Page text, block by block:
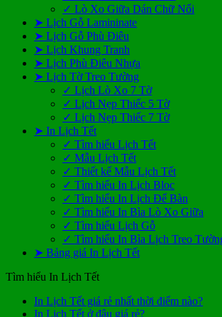
✓ Lò Xo Giữa Dán Chữ Nổi
➤ Lịch Gỗ Lamininate
➤ Lịch Gỗ Phù Điêu
➤ Lịch Khung Tranh
➤ Lịch Phù Điêu Nhựa
➤ Lịch Tờ Treo Tường
✓ Lịch Lò Xo 7 Tờ
✓ Lịch Nẹp Thiếc 5 Tờ
✓ Lịch Nẹp Thiếc 7 Tờ
➤ In Lịch Tết
✓ Tìm hiểu Lịch Tết
✓ Mẫu Lịch Tết
✓ Thiết kế Mẫu Lịch Tết
✓ Tìm hiểu In Lịch Bloc
✓ Tìm hiểu In Lịch Để Bàn
✓ Tìm hiểu In Bìa Lò Xo Giữa
✓ Tìm hiểu Lịch Gỗ
✓ Tìm hiểu In Bìa Lịch Treo
➤ Bảng giá In Lịch Tết
Tìm hiểu In Lịch Tết
In Lịch Tết giá rẻ nhất thời điểm nào?
In Lịch Tết ở đâu giá rẻ?Không